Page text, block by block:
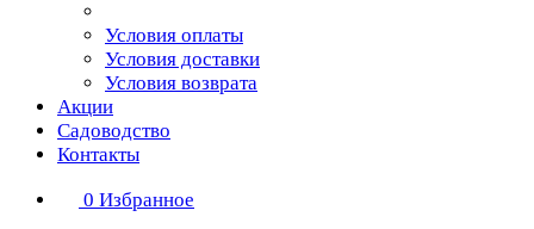
Условия оплаты
Условия доставки
Условия возврата
Акции
Садоводство
Контакты
0 Избранное